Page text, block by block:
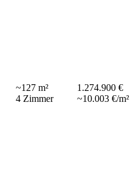
~127 m²
4 Zimmer
1.274.900 €
~10.003 €/m²